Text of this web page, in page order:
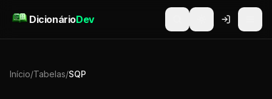
DicionárioDev
Início/Tabelas/SQP